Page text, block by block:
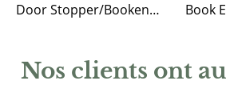
Door Stopper/Bookend Rabbit Brown
Nos clients ont